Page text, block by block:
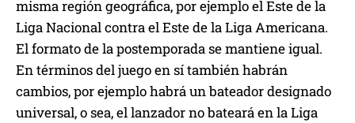
misma región geográfica, por ejemplo el Este de la
Liga Nacional contra el Este de la Liga Americana.
El formato de la postemporada se mantiene igual.
En términos del juego en sí también habrán
cambios, por ejemplo habrá un bateador designado
universal, o sea, el lanzador no bateará en la Liga